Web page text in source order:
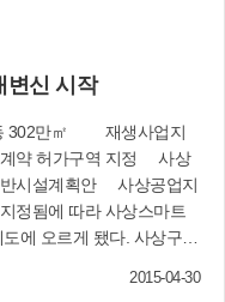
변신 시작
302만㎡ 재생사업지
허가구역 지정 사상
반시설계획안 사상공업지
정됨에 따라 사상스마트
에 오르게 됐다. 사상구
2015-04-30